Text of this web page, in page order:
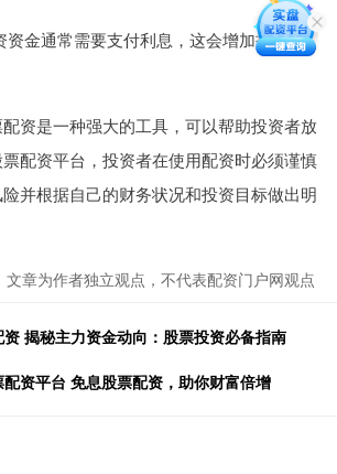
金通常需要支付利息，这会增加投资成
资是一种强大的工具，可以帮助投资者放
配资平台，投资者在使用配资时必须谨慎
并根据自己的财务状况和投资目标做出明
文章为作者独立观点，不代表配资门户网观点
揭秘主力资金动向：股票投资必备指南
资平台 免息股票配资，助你财富倍增